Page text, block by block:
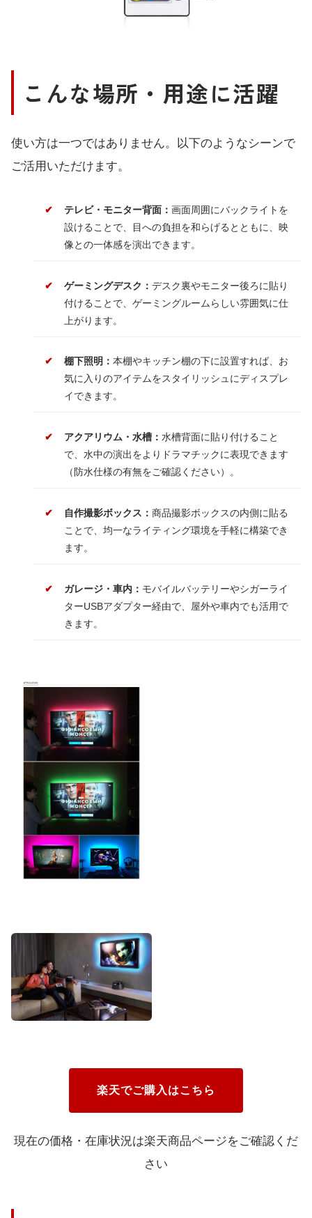
こんな場所・用途に活躍
使い方は一つではありません。以下のようなシーンで
ご活用いただけます。
テレビ・モニター背面： 画面周囲にバックライトを
設けることで、目への負担を和らげるとともに、映
像との一体感を演出できます。
ゲーミングデスク： デスク裏やモニター後ろに貼り
付けることで、ゲーミングルームらしい雰囲気に仕
上がります。
棚下照明： 本棚やキッチン棚の下に設置すれば、お
気に入りのアイテムをスタイリッシュにディスプレ
イできます。
アクアリウム・水槽： 水槽背面に貼り付けること
で、水中の演出をよりドラマチックに表現できます
（防水仕様の有無をご確認ください）。
自作撮影ボックス： 商品撮影ボックスの内側に貼る
ことで、均一なライティング環境を手軽に構築でき
ます。
ガレージ・車内： モバイルバッテリーやシガーライ
ターUSBアダプター経由で、屋外や車内でも活用で
きます。
楽天でご購入はこちら
現在の価格・在庫状況は楽天商品ページをご確認くだ
さい